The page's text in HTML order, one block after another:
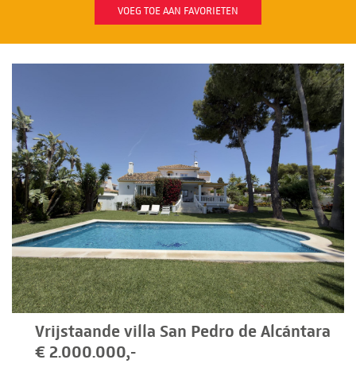
VOEG TOE AAN FAVORIETEN
Vrijstaande villa San Pedro de Alcántara
€ 2.000.000,-